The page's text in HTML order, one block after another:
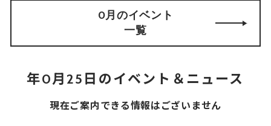
0月のイベント
一覧
年0月25日のイベント＆ニュース
現在ご案内できる情報はございません